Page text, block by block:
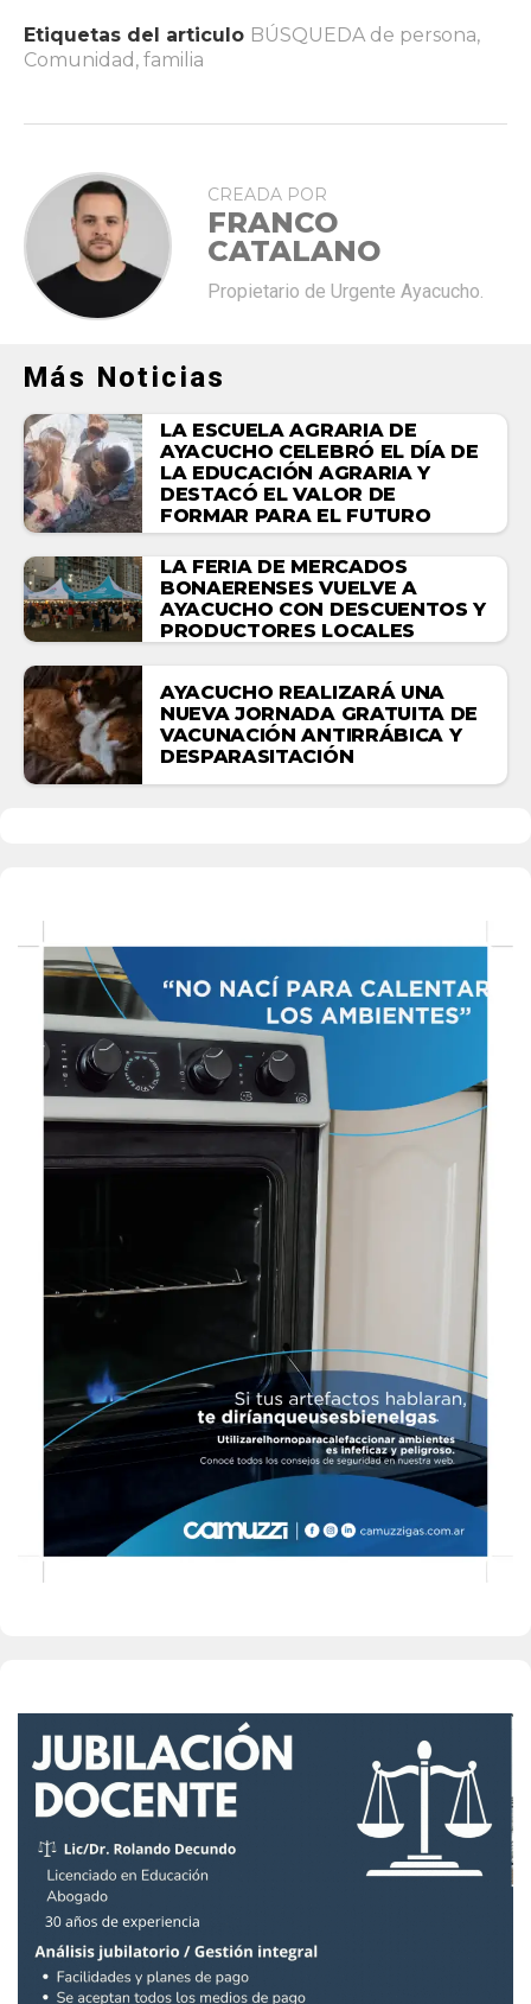
Etiquetas del articulo BÚSQUEDA de persona,
Comunidad , familia
CREADA POR
FRANCO
CATALANO
Propietario de Urgente Ayacucho.
Más Noticias
LA ESCUELA AGRARIA DE
AYACUCHO CELEBRÓ EL DÍA DE
LA EDUCACIÓN AGRARIA Y
DESTACÓ EL VALOR DE
FORMAR PARA EL FUTURO
LA FERIA DE MERCADOS
BONAERENSES VUELVE A
AYACUCHO CON DESCUENTOS Y
PRODUCTORES LOCALES
AYACUCHO REALIZARÁ UNA
NUEVA JORNADA GRATUITA DE
VACUNACIÓN ANTIRRÁBICA Y
DESPARASITACIÓN